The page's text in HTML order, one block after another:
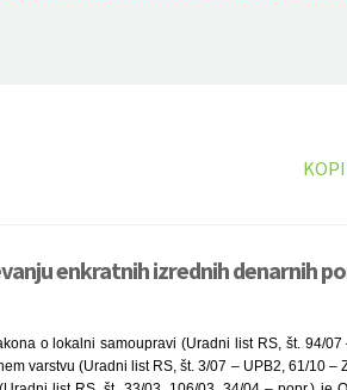
enkratnih izrednih denarnih
o lokalni samoupravi (Uradni list RS, št. 94/
varstvu (Uradni list RS, št. 3/07 – UPB2, 61/10 –